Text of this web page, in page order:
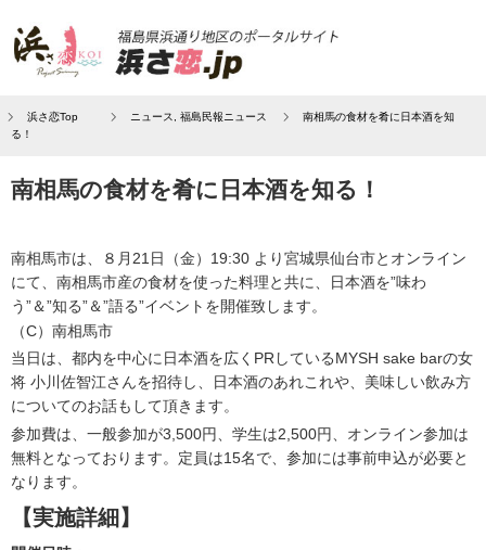
浜さ恋Top ニュース 福島民報ニュース
南相馬の食材を肴に日本酒を知
る！
南相馬の食材を肴に日本酒を知る！
南相馬市は、８月21日（金）19:30 より宮城県仙台市とオンライン
にて、南相馬市産の食材を使った料理と共に、日本酒を”味わ
う”＆”知る”＆”語る”イベントを開催致します。
（C）南相馬市
当日は、都内を中心に日本酒を広くPRしているMYSH sake barの女
将 小川佐智江さんを招待し、日本酒のあれこれや、美味しい飲み方
についてのお話もして頂きます。
参加費は、一般参加が3,500円、学生は2,500円、オンライン参加は
無料となっております。定員は15名で、参加には事前申込が必要と
なります。
【実施詳細】